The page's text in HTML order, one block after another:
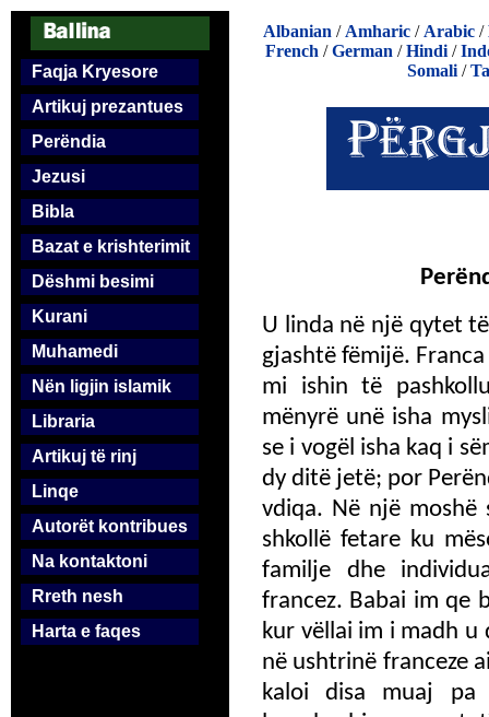
Faqja Kryesore
Artikuj prezantues
Perëndia
Jezusi
Bibla
Bazat e krishterimit
Dëshmi besimi
Kurani
Muhamedi
Nën ligjin islamik
Libraria
Artikuj të rinj
Linqe
Autorët kontribues
Na kontaktoni
Rreth nesh
Harta e faqes
Albanian / Amharic / Arabic /
French /German /Hindi /
Somali/
U linda në një qytet
gjashtë fëmijë.
mi ishin të
mënyrë unë isha
se i vogël isha kaq i
dy ditë jetë; por
vdiqa. Në një
shkollë fetare ku
familje dhe
francez. Babai im qe
kur vëllai im i madh
në ushtrinë franceze
kaloi disa muaj